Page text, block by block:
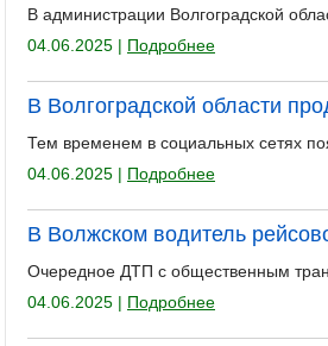
В администрации Волгоградской
04.06.2025 | Подробнее
В Волгоградской области
Тем временем в социальных сетях
04.06.2025 | Подробнее
В Волжском водитель
Очередное ДТП с общественным
04.06.2025 | Подробнее